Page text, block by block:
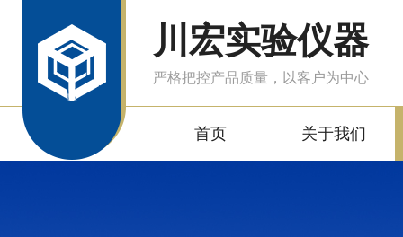
川宏实验仪器
严格把控产品质量，以客户为中心
首页 关于我们